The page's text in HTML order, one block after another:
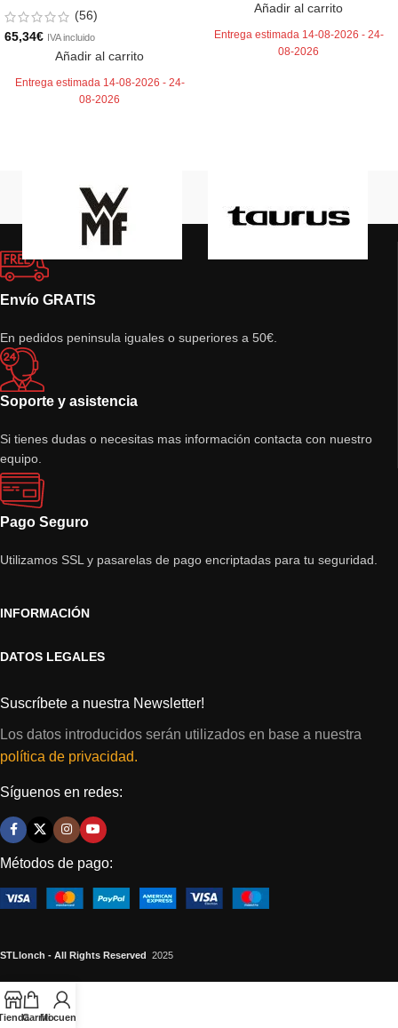
(56)
65,34€ IVA incluido
Añadir al carrito
Entrega estimada 14-08-2026 - 24-
08-2026
Añadir al carrito
Entrega estimada 14-08-2026 - 24-
08-2026
Envío GRATIS
En pedidos peninsula iguales o superiores a 50€.
Soporte y asistencia
Si tienes dudas o necesitas mas información contacta con nuestro
equipo.
Pago Seguro
Utilizamos SSL y pasarelas de pago encriptadas para tu seguridad.
INFORMACIÓN
DATOS LEGALES
Suscríbete a nuestra Newsletter!
Los datos introducidos serán utilizados en base a nuestra
política de privacidad.
Síguenos en redes:
Métodos de pago:
STLlonch - All Rights Reserved 2025
CarritoMi cuenta